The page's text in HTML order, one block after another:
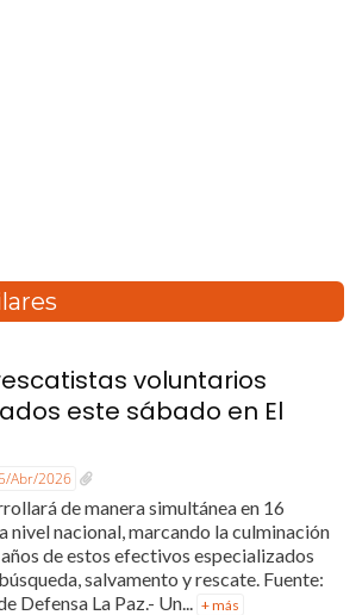
voluntarios
este sábado en El
Abr/2026
de manera simultánea en 16
nivel nacional, marcando la culminación
de estos efectivos especializados
salvamento y rescate. Fuente:
Defensa La Paz.- Un... + más